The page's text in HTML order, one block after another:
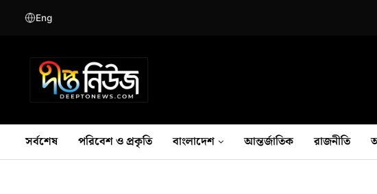
Eng
সর্বশেষ পরিবেশ ও প্রকৃতি বাংলাদেশ আন্তর্জাতিক রাজনীতি